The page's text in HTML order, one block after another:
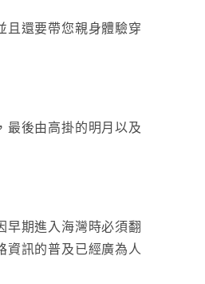
且還要帶您親身體驗穿
最後由高掛的明月以及
早期進入海灣時必須翻
資訊的普及已經廣為人